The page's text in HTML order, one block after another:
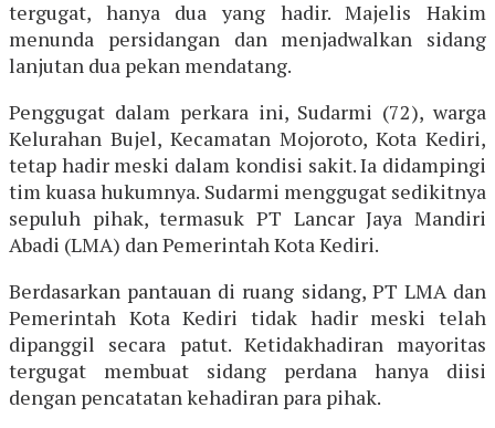
tergugat, hanya dua yang hadir. Majelis Hakim
menunda persidangan dan menjadwalkan sidang
lanjutan dua pekan mendatang.
Penggugat dalam perkara ini, Sudarmi (72), warga
Kelurahan Bujel, Kecamatan Mojoroto, Kota Kediri,
tetap hadir meski dalam kondisi sakit. Ia didampingi
tim kuasa hukumnya. Sudarmi menggugat sedikitnya
sepuluh pihak, termasuk PT Lancar Jaya Mandiri
Abadi (LMA) dan Pemerintah Kota Kediri.
Berdasarkan pantauan di ruang sidang, PT LMA dan
Pemerintah Kota Kediri tidak hadir meski telah
dipanggil secara patut. Ketidakhadiran mayoritas
tergugat membuat sidang perdana hanya diisi
dengan pencatatan kehadiran para pihak.